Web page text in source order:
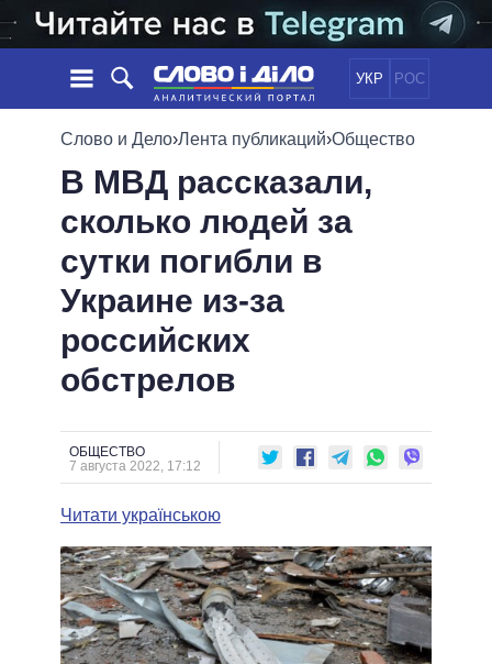
УКР РОС
НОВОСТИ
ЛЕНТА
СОБЫТИЯ
СТАТЬИ
МНЕНИЯ
ОБЗОРЫ
ДАЙДЖЕСТЫ
ПОЛИТИКА
ЭКОНОМИКА
ОБЩЕСТВО
ОБЕЩАНИЯ
ПОЛИТИКИ
ВСЕ ПОЛИТИКИ
ПРЕЗИДЕНТ И ОФИС
ВЕРХОВНАЯ РАДА
КАБИНЕТ МИНИСТРОВ
МЭРЫ
ВСЕ ПЕРСОНЫ
ВИДЕО
ПОДДЕРЖАТЬ
СРАВНЕНИЕ ПОЛИТИКОВ
Слово и Дело›Лента публикаций›Общество
В МВД рассказали,
сколько людей за
сутки погибли в
Украине из-за
российских
обстрелов
ОБЩЕСТВО
7 августа 2022, 17:12
Читати українською